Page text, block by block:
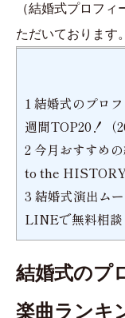
（結婚式プロフ
ただいております。
1結婚式のプロ
週間TOP20！（
2 今月おすすめ
to the HISTORY
3 結婚式演出ム
LINEで無料相談
結婚式のプ
楽曲ランキ